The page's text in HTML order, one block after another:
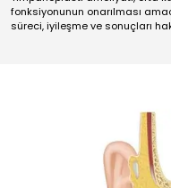
fonksiyonunun onarılması
süreci, iyileşme ve sonuçları